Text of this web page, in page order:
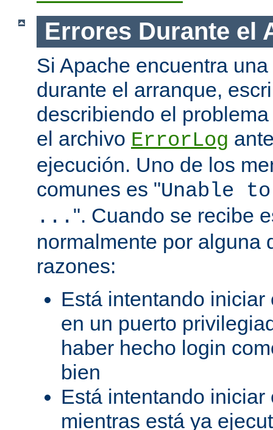
Errores Durante el
Si Apache encuentra
durante el arranque,
describiendo el
el archivo ErrorLog
ejecución. Uno de los
comunes es "Unable
... ". Cuando se recibe
normalmente por alguna
razones:
Está intentando
en un puerto
haber hecho login
bien
Está intentando
mientras está ya